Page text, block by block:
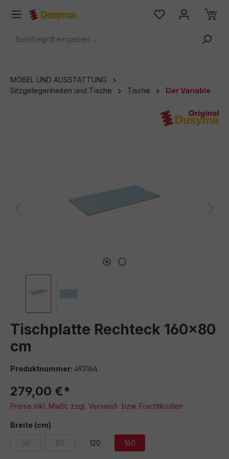
springen
MÖBEL UND AUSSTATTUNG
Sitzgelegenheiten und Tische
Tische Der Variable
Tischplatte Rechteck 160x80
cm
Produktnummer: 493164
279,00 €*
Preise inkl. MwSt. zzgl. Versand- bzw. Frachtkosten
Breite (cm)
60(Diese Option ist zurzeit nicht verfügbar.)
80(Diese Option ist zurzeit nicht verfügbar.)
120 160